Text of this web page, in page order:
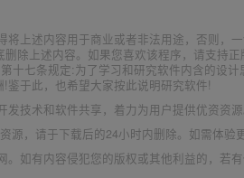
上述内容用于商业或者非法用途，否则，
除上述内容。如果您喜欢该程序，请支持正
十七条规定:为了学习和研究软件内含的设
鉴于此，也希望大家按此说明研究软件!
技术和软件共享，着力为用户提供优资资源
源，请于下载后的24小时内删除。如需体验
。如有内容侵犯您的版权或其他利益的，若